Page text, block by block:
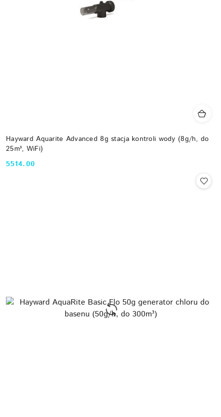
Hayward Aquarite Advanced 8g stacja kontroli wody (8g/h, do
25m³, WiFi)
Cena:
5514.00